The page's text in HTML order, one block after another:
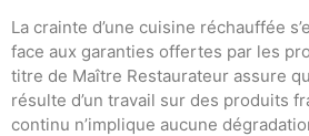
La crainte d’une cuisine réchauffée
face aux garanties offertes par les
titre de Maître Restaurateur assure
résulte d’un travail sur des produits
continu n’implique aucune